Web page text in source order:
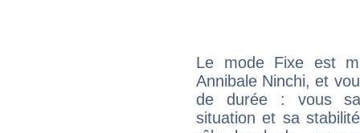
Le mode Fixe est
Annibale Ninchi, et
de durée : vous
situation et sa